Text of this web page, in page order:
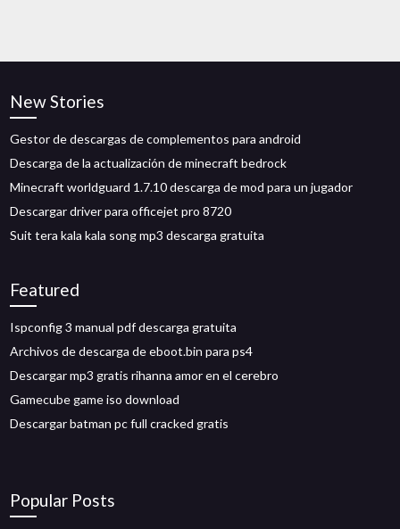
New Stories
Gestor de descargas de complementos para android
Descarga de la actualización de minecraft bedrock
Minecraft worldguard 1.7.10 descarga de mod para un jugador
Descargar driver para officejet pro 8720
Suit tera kala kala song mp3 descarga gratuita
Featured
Ispconfig 3 manual pdf descarga gratuita
Archivos de descarga de eboot.bin para ps4
Descargar mp3 gratis rihanna amor en el cerebro
Gamecube game iso download
Descargar batman pc full cracked gratis
Popular Posts